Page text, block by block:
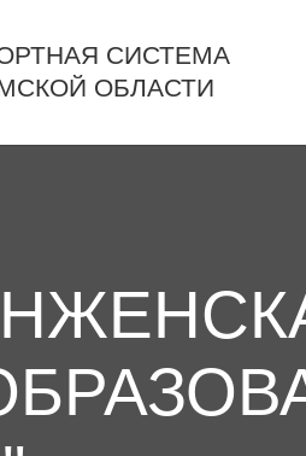
СИСТЕМА
ОБЛАСТИ